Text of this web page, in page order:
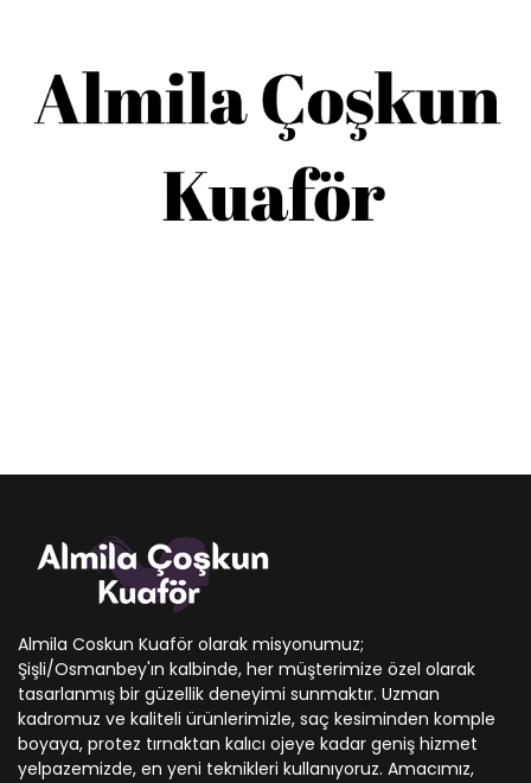
Almila Coskun Kuaför olarak misyonumuz;
Şişli/Osmanbey'ın kalbinde, her müşterimize özel olarak
tasarlanmış bir güzellik deneyimi sunmaktır. Uzman
kadromuz ve kaliteli ürünlerimizle, saç kesiminden komple
boyaya, protez tırnaktan kalıcı ojeye kadar geniş hizmet
yelpazemizde, en yeni teknikleri kullanıyoruz. Amacımız,